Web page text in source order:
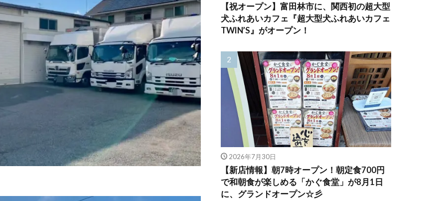
【祝オープン】富田林市に、関西初の超大型
犬ふれあいカフェ『超大型犬ふれあいカフェ
TWIN’S』がオープン！
2026年7月30日
【新店情報】朝7時オープン！朝定食700円
で和朝食が楽しめる「かぐ食堂」が8月1日
に、グランドオープン☆彡